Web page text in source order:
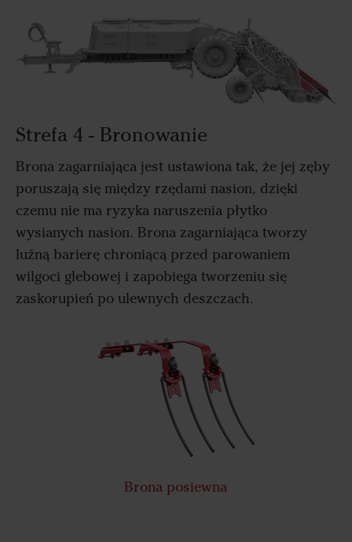
Strefa 4 - Bronowanie
Brona zagarniająca jest ustawiona tak, że jej zęby
poruszają się między rzędami nasion, dzięki
czemu nie ma ryzyka naruszenia płytko
wysianych nasion. Brona zagarniająca tworzy
luźną barierę chroniącą przed parowaniem
wilgoci glebowej i zapobiega tworzeniu się
zaskorupień po ulewnych deszczach.
Brona posiewna